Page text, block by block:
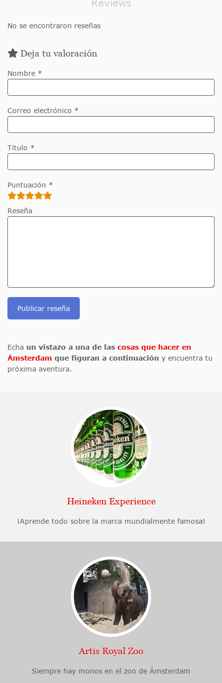
No se encontraron reseñas
Deja tu valoración
Nombre *
Correo electrónico *
Título *
Puntuación *
Reseña
Publicar reseña
Echa un vistazo a una de las cosas que hacer en
Ámsterdam que figuran a continuación y encuentra tu
próxima aventura.
Heineken Experience
¡Aprende todo sobre la marca mundialmente famosa!
Artis Royal Zoo
Siempre hay monos en el zoo de Ámsterdam